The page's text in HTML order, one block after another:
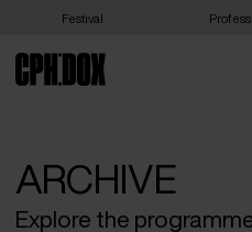
Festival
ARCHIVE
Explore the